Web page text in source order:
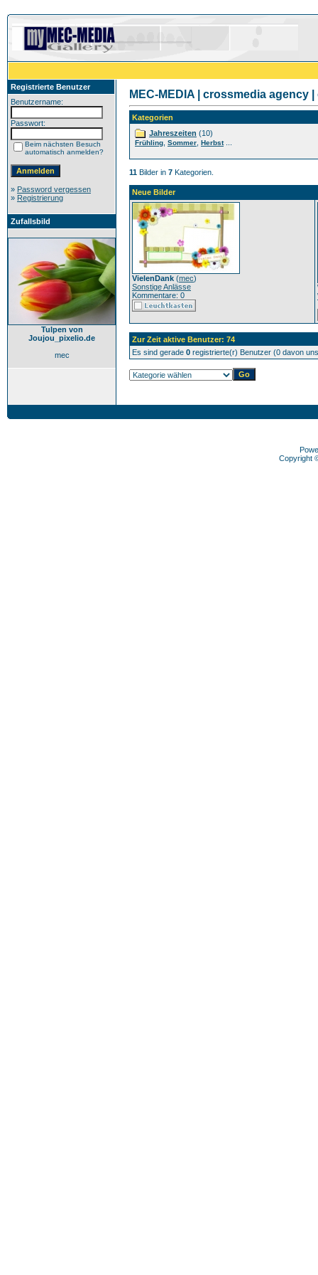
Registrierte Benutzer
Benutzername:
Passwort:
Beim nächsten Besuch
automatisch anmelden?
» Password vergessen
» Registrierung
Zufallsbild
Tulpen von
Joujou_pixelio.de
mec
MEC-MEDIA | crossmedia
Kategorien
Jahreszeiten (10)
Frühling Sommer Herbst...
11 Bilder in 7 Kategorien.
Neue Bilder
VielenDank (mec)
Sonstige Anlässe
Kommentare: 0
Zur Zeit aktive Benutzer: 74
Es sind gerade 0 registrierte(r) Benutzer (0 davon
Copyright